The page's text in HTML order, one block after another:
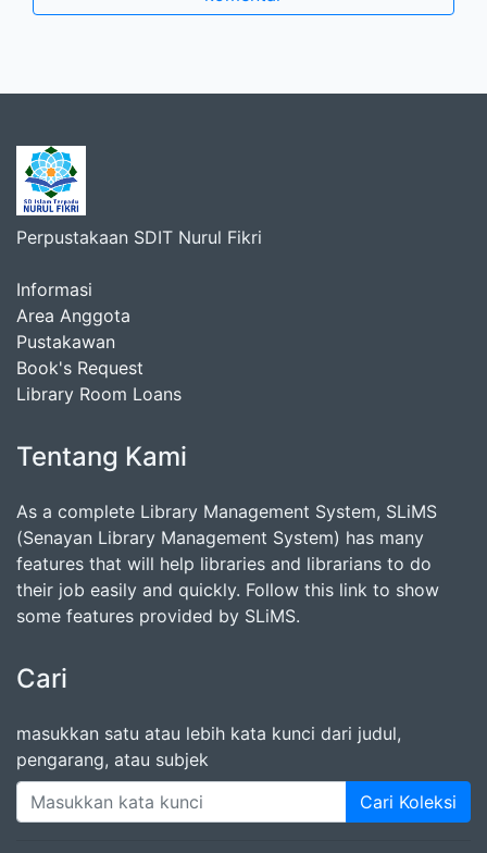
Perpustakaan SDIT Nurul Fikri
Informasi
Area Anggota
Pustakawan
Book's Request
Library Room Loans
Tentang Kami
As a complete Library Management System, SLiMS
(Senayan Library Management System) has many
features that will help libraries and librarians to do
their job easily and quickly. Follow this link to show
some features provided by SLiMS.
Cari
masukkan satu atau lebih kata kunci dari judul,
pengarang, atau subjek
Cari Koleksi